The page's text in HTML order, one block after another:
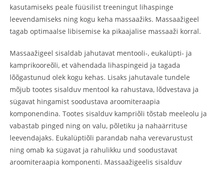
kasutamiseks peale füüsilist treeningut lihaspinge
leevendamiseks ning kogu keha massaažiks. Massaažigeel
tagab optimaalse libisemise ka pikaajalise massaaži korral.
Massaažigeel sisaldab jahutavat mentooli-, eukalüpti- ja
kamprikooreõli, et vähendada lihaspingeid ja tagada
lõõgastunud olek kogu kehas. Lisaks jahutavale tundele
mõjub tootes sisalduv mentool ka rahustava, lõdvestava ja
sügavat hingamist soodustava aroomiteraapia
komponendina. Tootes sisalduv kampriõli tõstab meeleolu ja
vabastab pinged ning on valu, põletiku ja nahaärrituse
leevendajaks. Eukalüptiõli parandab naha verevarustust
ning omab ka sügavat ja rahulikku und soodustavat
aroomiteraapia komponenti. Massaažigeelis sisalduv